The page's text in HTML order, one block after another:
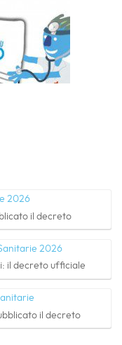
il decreto
il decreto ufficiale
il decreto